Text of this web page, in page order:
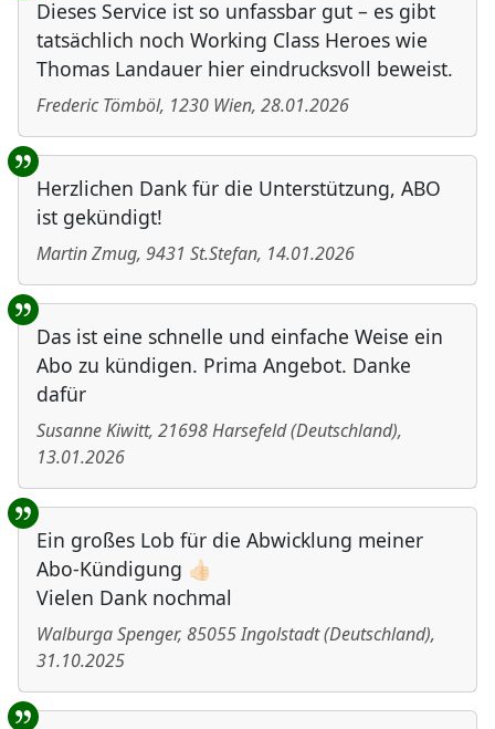
Dieses Service ist so unfassbar gut – es gibt
tatsächlich noch Working Class Heroes wie
Thomas Landauer hier eindrucksvoll beweist.
Frederic Tömböl, 1230 Wien, 28.01.2026
Herzlichen Dank für die Unterstützung, ABO
ist gekündigt!
Martin Zmug, 9431 St.Stefan, 14.01.2026
Das ist eine schnelle und einfache Weise ein
Abo zu kündigen. Prima Angebot. Danke
dafür
Susanne Kiwitt, 21698Harsefeld(Deutschland),
13.01.2026
Ein großes Lob für die Abwicklung meiner
Abo-Kündigung 👍🏻
Vielen Dank nochmal
Walburga Spenger, 85055Ingolstadt(Deutschland),
31.10.2025